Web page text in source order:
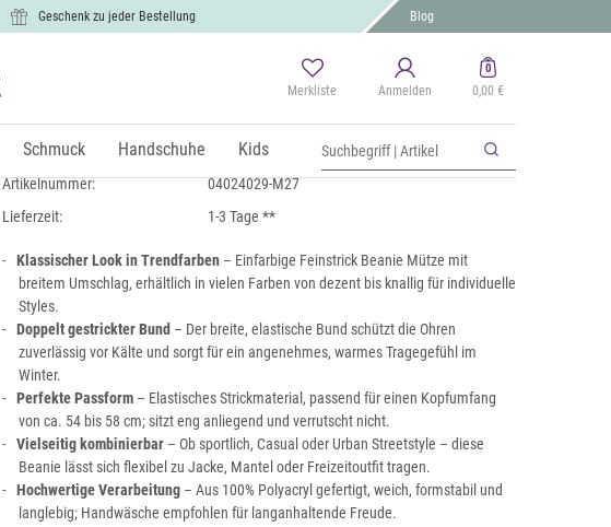
Geschenk zu jeder Bestellung Blog
Merkliste Anmelden
0
0,00 €
Schmuck Handschuhe Kids
Winter Strickmütze mit Krempe
10,99 €
inkl. MwSt., zzgl.Versand
Artikelnummer:
04024029-M27
Lieferzeit:
1-3 Tage **
Klassischer Look in Trendfarben– Einfarbige Feinstrick Beanie Mütze mit
breitem Umschlag, erhältlich in vielen Farben von dezent bis knallig für individuelle
Styles.
Doppelt gestrickter Bund – Der breite, elastische Bund schützt die Ohren
zuverlässig vor Kälte und sorgt für ein angenehmes, warmes Tragegefühl im
Winter.
Perfekte Passform– Elastisches Strickmaterial, passend für einen Kopfumfang
von ca. 54 bis 58 cm; sitzt eng anliegend und verrutscht nicht.
Vielseitig kombinierbar– Ob sportlich, Casual oder Urban Streetstyle – diese
Beanie lässt sich flexibel zu Jacke, Mantel oder Freizeitoutfit tragen.
Hochwertige Verarbeitung– Aus 100% Polyacryl gefertigt, weich, formstabil und
langlebig; Handwäsche empfohlen für langanhaltende Freude.